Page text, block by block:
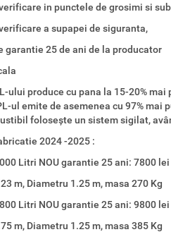
in punctele de grosimi si
a supapei de siguranta,
garantie 25 de ani de la producator
ului produce cu pana la 15-20%
ul emite de asemenea cu 97% mai
foloseşte un sistem sigilat,
2024 -2025 :
Litri NOU garantie 25 ani: 7800
m, Diametru 1.25 m, masa 270 Kg
Litri NOU garantie 25 ani: 9800
m, Diametru 1.25 m, masa 385 Kg